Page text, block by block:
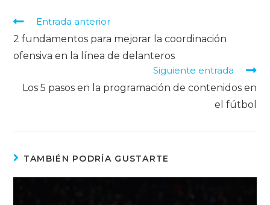
Entrada anterior
2 fundamentos para mejorar la coordinación
ofensiva en la línea de delanteros
Siguiente entrada
Los 5 pasos en la programación de contenidos en
el fútbol
TAMBIÉN PODRÍA GUSTARTE